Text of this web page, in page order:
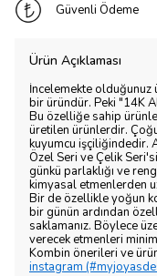
Güvenli Ödeme
Ürün Açıklaması
İncelemekte olduğunuz
bir üründür. Peki "14K
Bu özelliğe sahip
üretilen ürünlerdir.
kuyumcu işçiliğindedir.
Özel Seri ve Çelik
günkü parlaklığı ve
kimyasal etmenlerden
Bir de özellikle yoğun
bir günün ardından
saklamanız. Böylece
verecek etmenleri
Kombin önerileri ve
instagram